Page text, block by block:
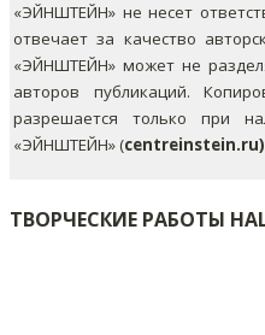
«ЭЙНШТЕЙН» не несет
отвечает за качество
«ЭЙНШТЕЙН» может не
авторов публикаций.
разрешается только при
«ЭЙНШТЕЙН» (centreinstein.ru)
ТВОРЧЕСКИЕ РАБОТЫ